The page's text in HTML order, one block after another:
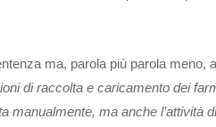
ma, parola più parola meno,
di raccolta e caricamento dei
manualmente, ma anche l’attività di